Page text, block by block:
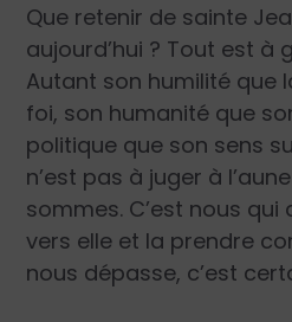
Que retenir de sainte
aujourd’hui ? Tout est à
Autant son humilité que
foi, son humanité que
politique que son sens
n’est pas à juger à
sommes. C’est nous
vers elle et la prendre
nous dépasse, c’est